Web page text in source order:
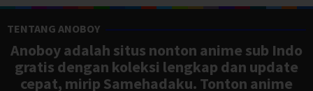
TENTANG ANOBOY
Anoboy adalah situs nonton anime sub Indo
gratis dengan koleksi lengkap dan update
cepat, mirip Samehadaku. Tonton anime